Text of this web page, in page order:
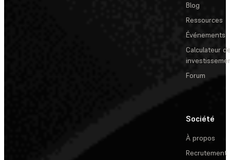
Blog
Ressources
Événements
Calculateur
Forum
Société
À propos
Recrutement